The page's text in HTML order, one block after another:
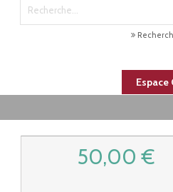
Espace
50,00 €